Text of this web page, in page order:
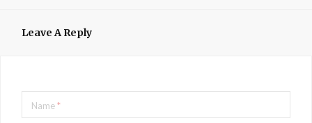
Leave A Reply
Name*